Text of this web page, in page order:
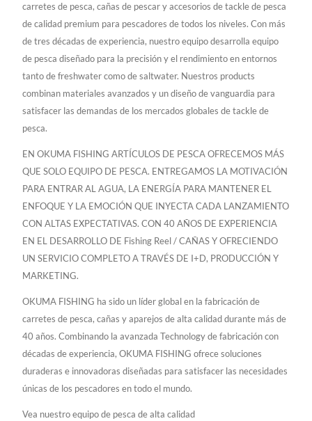
carretes de pesca, cañas de pescar y accesorios de tackle de pesca
de calidad premium para pescadores de todos los niveles. Con más
de tres décadas de experiencia, nuestro equipo desarrolla equipo
de pesca diseñado para la precisión y el rendimiento en entornos
tanto de freshwater como de saltwater. Nuestros products
combinan materiales avanzados y un diseño de vanguardia para
satisfacer las demandas de los mercados globales de tackle de
pesca.
EN OKUMA FISHING ARTÍCULOS DE PESCA OFRECEMOS MÁS
QUE SOLO EQUIPO DE PESCA. ENTREGAMOS LA MOTIVACIÓN
PARA ENTRAR AL AGUA, LA ENERGÍA PARA MANTENER EL
ENFOQUE Y LA EMOCIÓN QUE INYECTA CADA LANZAMIENTO
CON ALTAS EXPECTATIVAS. CON 40 AÑOS DE EXPERIENCIA
EN EL DESARROLLO DE Fishing Reel / CAÑAS Y OFRECIENDO
UN SERVICIO COMPLETO A TRAVÉS DE I+D, PRODUCCIÓN Y
MARKETING.
OKUMA FISHING ha sido un líder global en la fabricación de
carretes de pesca, cañas y aparejos de alta calidad durante más de
40 años. Combinando la avanzada Technology de fabricación con
décadas de experiencia, OKUMA FISHING ofrece soluciones
duraderas e innovadoras diseñadas para satisfacer las necesidades
únicas de los pescadores en todo el mundo.
Vea nuestro equipo de pesca de alta calidad